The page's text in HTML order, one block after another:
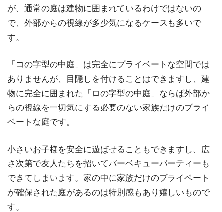
が、通常の庭は建物に囲まれているわけではないの
で、外部からの視線が多少気になるケースも多いで
す。
「コの字型の中庭」は完全にプライベートな空間では
ありませんが、目隠しを付けることはできますし、建
物に完全に囲まれた「ロの字型の中庭」ならば外部か
らの視線を一切気にする必要のない家族だけのプライ
ベートな庭です。
小さいお子様を安全に遊ばせることもできますし、広
さ次第で友人たちを招いてバーベキューパーティーも
できてしまいます。家の中に家族だけのプライベート
が確保された庭があるのは特別感もあり嬉しいもので
す。